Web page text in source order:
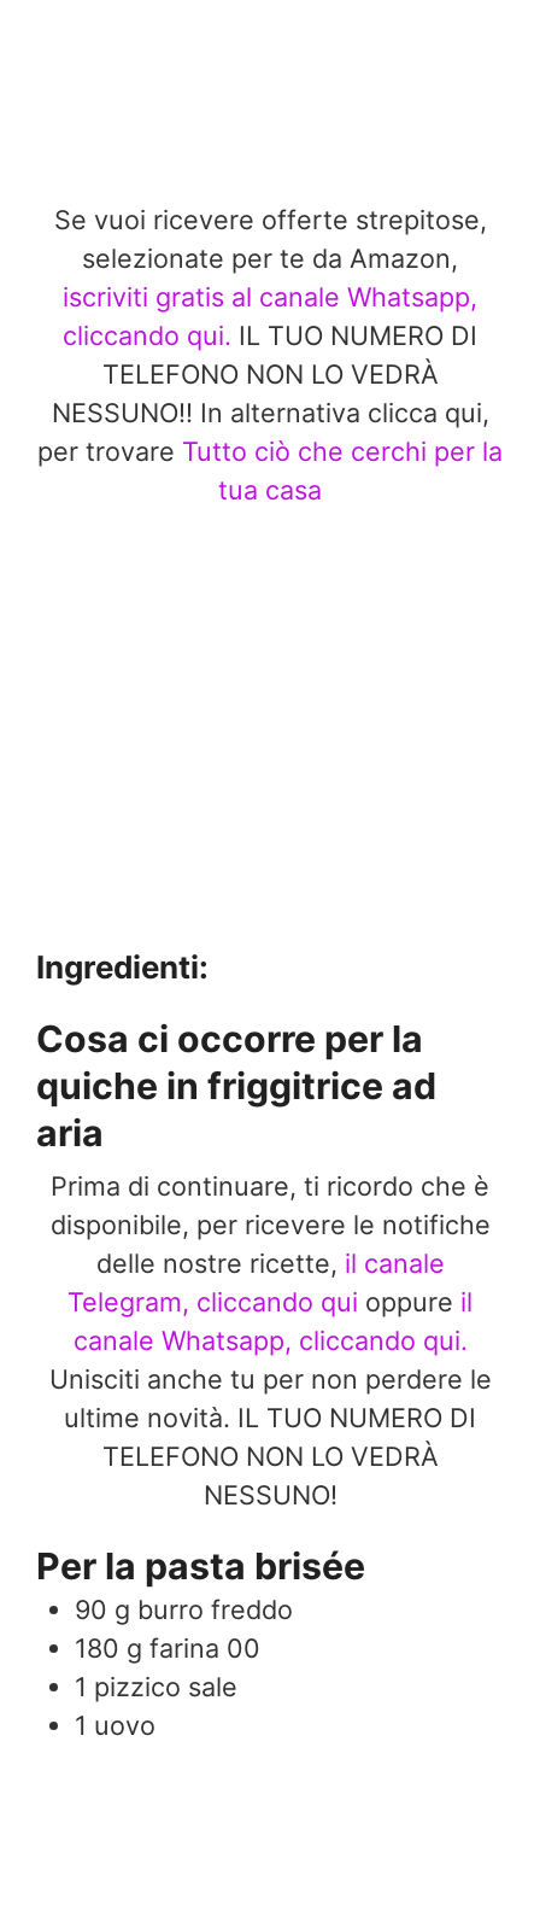
Se vuoi ricevere offerte strepitose,
selezionate per te da Amazon,
iscriviti gratis al canale Whatsapp,
cliccando qui. IL TUO NUMERO DI
TELEFONO NON LO VEDRÀ
NESSUNO!! In alternativa clicca qui,
per trovare Tutto ciò che cerchi per la
tua casa
Ingredienti:
Cosa ci occorre per la
quiche in friggitrice ad
aria
Prima di continuare, ti ricordo che è
disponibile, per ricevere le notifiche
delle nostre ricette, il canale
Telegram, cliccando qui oppure il
canale Whatsapp, cliccando qui.
Unisciti anche tu per non perdere le
ultime novità. IL TUO NUMERO DI
TELEFONO NON LO VEDRÀ
NESSUNO!
Per la pasta brisée
90 g burro freddo
180 g farina 00
1 pizzico sale
1 uovo